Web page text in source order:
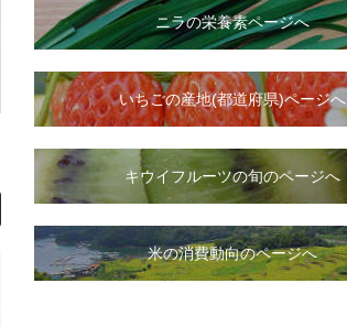
ニラの栄養素ページへ
いちごの産地(都道府県)ページへ
キウイフルーツの旬のページへ
米の消費動向のページへ